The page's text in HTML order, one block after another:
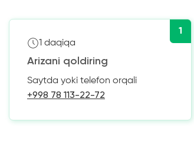
1
1 daqiqa
Arizani qoldiring
Saytda yoki telefon orqali
+998 78 113-22-72